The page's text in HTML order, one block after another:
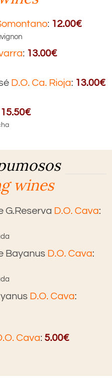
: 12.00€
: 13.00€
D.O. Ca. Rioja: 13.00€
15.50€
wines
G.Reserva D.O. Cava:
Bayanus D.O. Cava:
D.O. Cava:
Cava: 5.00€